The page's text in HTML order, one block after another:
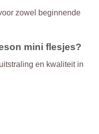
zowel beginnende
mini flesjes?
en kwaliteit in